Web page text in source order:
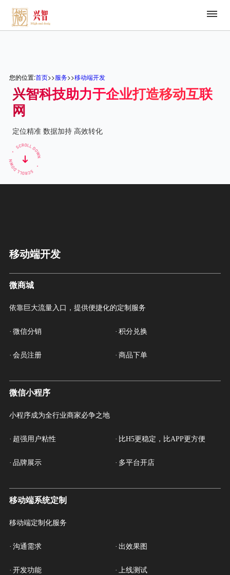
您的位置:首页>>服务>>移动端开发
兴智科技助力于企业打造移动互联
网
定位精准 数据加持 高效转化
移动端开发
微商城
依靠巨大流量入口，提供便捷化的定制服务
· 微信分销 · 积分兑换
· 会员注册 · 商品下单
微信小程序
小程序成为全行业商家必争之地
· 超强用户粘性 · 比H5更稳定，比APP更方便
· 品牌展示 · 多平台开店
移动端系统定制
移动端定制化服务
· 沟通需求 · 出效果图
· 开发功能 · 上线测试